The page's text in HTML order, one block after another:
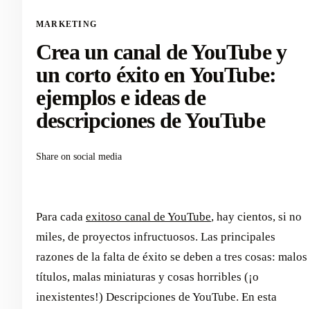
MARKETING
Crea un canal de YouTube y
un corto éxito en YouTube:
ejemplos e ideas de
descripciones de YouTube
Share on social media
Para cada exitoso canal de YouTube, hay cientos, si no
miles, de proyectos infructuosos. Las principales
razones de la falta de éxito se deben a tres cosas: malos
títulos, malas miniaturas y cosas horribles (¡o
inexistentes!) Descripciones de YouTube. En esta